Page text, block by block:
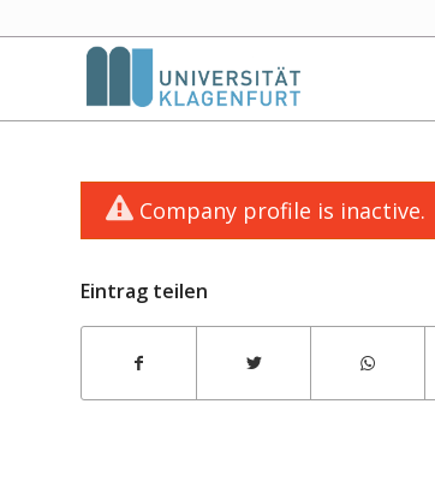
Company profile is inactive.
Eintrag teilen